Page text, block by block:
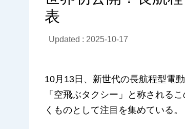
表
Updated : 2025-10-17
10月13日、新世代の長航程型電
「空飛ぶタクシー」と称される
くものとして注目を集めている。